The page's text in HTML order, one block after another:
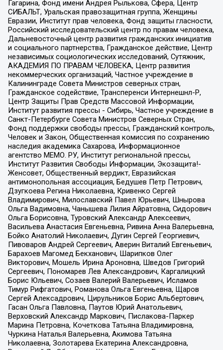
Гагарина, Фонд имени Андрея Рылькова, Сфера, Центр
СИБАЛЬТ, Уральская правозащитная группа, Женщины
Евразии, Институт прав человека, Фонд защиты гласности,
Российский исследовательский центр по правам человека,
Дальневосточный центр развития гражданских инициатив
и социального партнерства, Гражданское действие, Центр
независимых социологических исследований, Сутяжник,
АКАДЕМИЯ ПО ПРАВАМ ЧЕЛОВЕКА, Центр развития
некоммерческих организаций, Частное учреждение в
Калининграде Совета Министров северных стран,
Гражданское содействие, Трансперенси Интернешнл-Р,
Центр Защиты Прав Средств Массовой Информации,
Институт развития прессы - Сибирь, Частное учреждение в
Санкт-Петербурге Совета Министров Северных Стран,
Фонд поддержки свободы прессы, Гражданский контроль,
Человек и Закон, Общественная комиссия по сохранению
наследия академика Сахарова, Информационное
агентство МЕМО. РУ, Институт региональной прессы,
Институт Развития Свободы Информации, Экозащита!-
Женсовет, Общественный вердикт, Евразийская
антимонопольная ассоциация, Бедушев Петр Петрович,
Дзугкоева Регина Николаевна, Кривенко Сергей
Владимирович, Милославский Павел Юрьевич, Шнырова
Ольга Вадимовна, Чанышева Лилия Айратовна, Сидорович
Ольга Борисовна, Туровский Александр Алексеевич,
Васильева Анастасия Евгеньевна, Ривина Анна Валерьевна,
Бойко Анатолий Николаевич, Дугин Сергей Георгиевич,
Пивоваров Андрей Сергеевич, Аверин Виталий Евгеньевич,
Барахоев Магомед Бекханович, Шарипков Олег
Викторович, Мошель Ирина Ароновна, Шведов Григорий
Сергеевич, Пономарев Лев Александрович, Каргалицкий
Борис Юльевич, Созаев Валерий Валерьевич, Исламов
Тимур Рифгатович, Романова Ольга Евгеньевна, Щаров
Сергей Алексадрович, Цирульников Борис Альбертович,
Гасан Ольга Павловна, Паутов Юрий Анатольевич,
Верховский Александр Маркович, Пислакова-Паркер
Марина Петровна, Кочеткова Татьяна Владимировна,
Чуркина Наталья Валерьевна, Акимова Татьяна
Николаевна, Золотарева Екатерина Александровна,